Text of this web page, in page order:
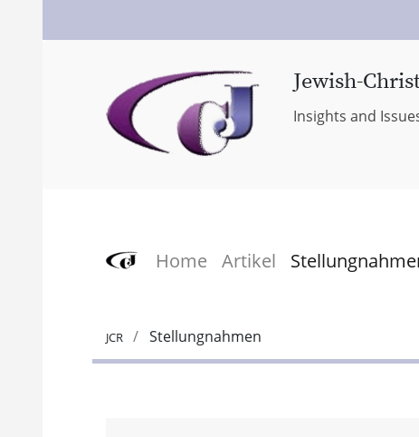
Jewish-
Insights and
Home Artikel
JCR Stellungnahmen